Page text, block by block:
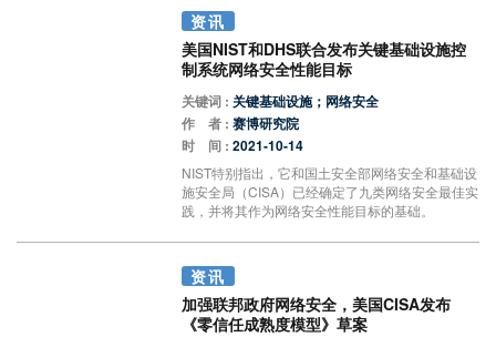
资讯
美国NIST和DHS联合发布关键基础设施控
制系统网络安全性能目标
关键词 : 关键基础设施；网络安全
作 者 :赛博研究院
时 间 :2021-10-14
NIST特别指出，它和国土安全部网络安全和基础设
施安全局（CISA）已经确定了九类网络安全最佳实
践，并将其作为网络安全性能目标的基础。
资讯
加强联邦政府网络安全，美国CISA发布
《零信任成熟度模型》草案